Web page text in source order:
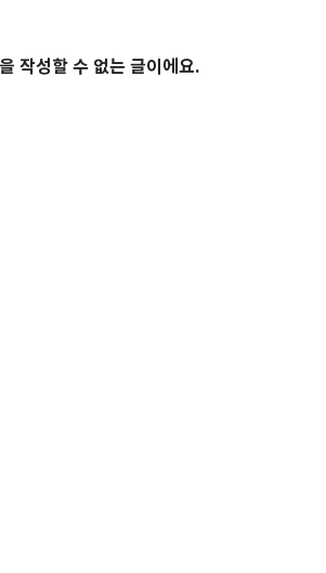
작성할 수 없는 글이에요.